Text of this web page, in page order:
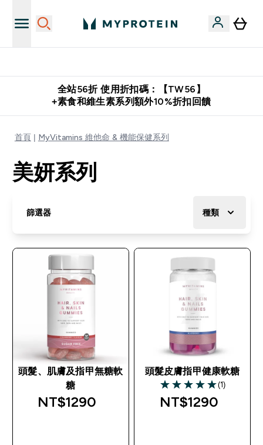
全站56折 使用折扣碼：【TW56】
+素食和維生素系列額外10%折扣回饋
首頁 MyVitamins 維他命 & 機能保健系列
美妍系列
篩選器 種類
頭髮、肌膚及指甲無糖軟
糖
NT$1290‎
頭髮皮膚指甲健康軟糖
5 out of 5 stars
(1)
NT$1290‎